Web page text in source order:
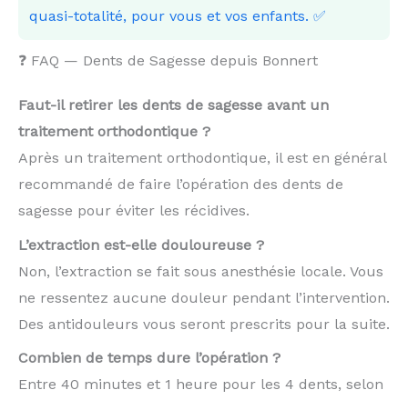
quasi-totalité, pour vous et vos enfants. ✅
❓ FAQ — Dents de Sagesse depuis Bonnert
Faut-il retirer les dents de sagesse avant un
traitement orthodontique ?
Après un traitement orthodontique, il est en général
recommandé de faire l’opération des dents de
sagesse pour éviter les récidives.
L’extraction est-elle douloureuse ?
Non, l’extraction se fait sous anesthésie locale. Vous
ne ressentez aucune douleur pendant l’intervention.
Des antidouleurs vous seront prescrits pour la suite.
Combien de temps dure l’opération ?
Entre 40 minutes et 1 heure pour les 4 dents, selon